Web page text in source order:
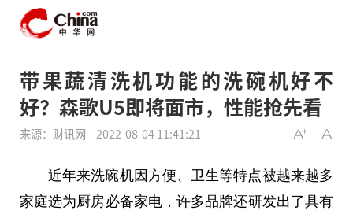
带果蔬清洗机功能的洗碗机好不
好？森歌U5即将面市，性能抢先看
来源：财讯网 2022-08-04 11:41:21
近年来洗碗机因方便、卫生等特点被越来越多
家庭选为厨房必备家电，许多品牌还研发出了具有